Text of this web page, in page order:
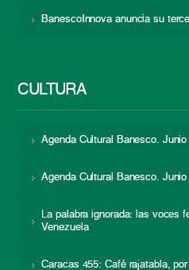
BanescoInnova anuncia su
CULTURA
Agenda Cultural Banesco.
Agenda Cultural Banesco.
La palabra ignorada: las voces
Venezuela
Caracas 455: Café rajatabla,